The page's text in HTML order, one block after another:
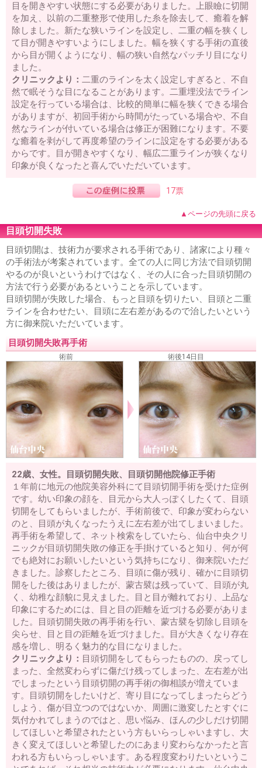
目を開きやすい状態にする必要がありました。上眼瞼に切開
を加え、以前の二重整形で使用した糸を除去して、癒着を解
除しました。新たな狭いラインを設定し、二重の幅を狭くし
て目が開きやすいようにしました。幅を狭くする手術の直後
から目が開くようになり、幅の狭い自然なパッチリ目になり
ました。
クリニックより： 二重のラインを太く設定しすぎると、不自
然で眠そうな目になることがあります。二重埋没法でライン
設定を行っている場合は、比較的簡単に幅を狭くできる場合
がありますが、初回手術から時間がたっている場合や、不自
然なラインが付いている場合は修正が困難になります。不要
な癒着を剥がして再度希望のラインに設定をする必要がある
からです。目が開きやすくなり、幅広二重ラインが狭くなり
印象が良くなったと喜んでいただいています。
17票
▲ページの先頭に戻る
目頭切開失敗
目頭切開は、技術力が要求される手術であり、諸家により種々
の手術法が考案されています。全ての人に同じ方法で目頭切開
やるのが良いというわけではなく、その人に合った目頭切開の
方法で行う必要があるということを示しています。
目頭切開が失敗した場合、もっと目頭を切りたい、目頭と二重
ラインを合わせたい、目頭に左右差があるので治したいという
方に御来院いただいています。
目頭切開失敗再手術
術前 術後14日目
22歳、女性。目頭切開失敗、目頭切開他院修正手術
１年前に地元の他院美容外科にて目頭切開手術を受けた症例
です。幼い印象の顔を、目元から大人っぽくしたくて、目頭
切開をしてもらいましたが、手術前後で、印象が変わらない
のと、目頭が丸くなったうえに左右差が出てしまいました。
再手術を希望して、ネット検索をしていたら、仙台中央クリ
ニックが目頭切開失敗の修正を手掛けていると知り、何が何
でも絶対にお願いしたいという気持ちになり、御来院いただ
きました。診察したところ、目頭に傷が残り、確かに目頭切
開をした後はありましたが、蒙古襞は残っていて、目頭が丸
く、幼稚な顔貌に見えました。目と目が離れており、上品な
印象にするためには、目と目の距離を近づける必要がありま
した。目頭切開失敗の再手術を行い、蒙古襞を切除し目頭を
尖らせ、目と目の距離を近づけました。目が大きくなり存在
感を増し、明るく魅力的な目になりました。
クリニックより： 目頭切開をしてもらったものの、戻ってし
まった、全然変わらずに傷だけ残ってしまった、左右差が出
でしまったという目頭切開の再手術の御相談が増えていま
す。目頭切開をしたいけど、寄り目になってしまったらどう
しよう、傷が目立つのではないか、周囲に激変したとすぐに
気付かれてしまうのではと、思い悩み、ほんの少しだけ切開
してほしいと希望されたという方もいらっしゃいますし、大
きく変えてほしいと希望したのにあまり変わらなかったと言
われる方もいらっしゃいます。ある程度変わりたいというこ